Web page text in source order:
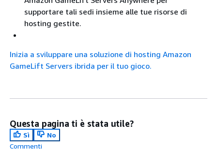
supportare tali sedi insieme alle tue risorse di
hosting gestite.
Inizia a sviluppare una soluzione di hosting Amazon
GameLift Servers ibrida per il tuo gioco.
Questa pagina ti è stata utile?
Sì
No
Commenti